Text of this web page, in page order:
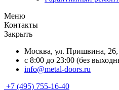
Меню
Контакты
Закрыть
Москва, ул. Пришвина,
с 8:00 до 23:00 (без
info@metal-doors.ru
+7 (495) 755-16-40